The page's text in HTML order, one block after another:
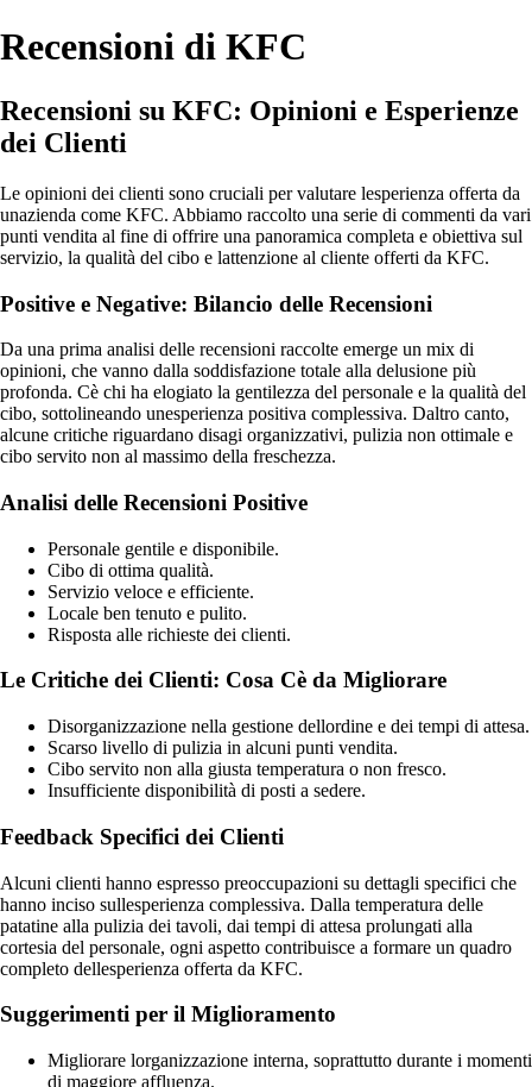
Recensioni di KFC
Recensioni su KFC: Opinioni e Esperienze
dei Clienti
Le opinioni dei clienti sono cruciali per valutare lesperienza offerta da
unazienda come KFC. Abbiamo raccolto una serie di commenti da vari
punti vendita al fine di offrire una panoramica completa e obiettiva sul
servizio, la qualità del cibo e lattenzione al cliente offerti da KFC.
Positive e Negative: Bilancio delle Recensioni
Da una prima analisi delle recensioni raccolte emerge un mix di
opinioni, che vanno dalla soddisfazione totale alla delusione più
profonda. Cè chi ha elogiato la gentilezza del personale e la qualità del
cibo, sottolineando unesperienza positiva complessiva. Daltro canto,
alcune critiche riguardano disagi organizzativi, pulizia non ottimale e
cibo servito non al massimo della freschezza.
Analisi delle Recensioni Positive
Personale gentile e disponibile.
Cibo di ottima qualità.
Servizio veloce e efficiente.
Locale ben tenuto e pulito.
Risposta alle richieste dei clienti.
Le Critiche dei Clienti: Cosa Cè da Migliorare
Disorganizzazione nella gestione dellordine e dei tempi di attesa.
Scarso livello di pulizia in alcuni punti vendita.
Cibo servito non alla giusta temperatura o non fresco.
Insufficiente disponibilità di posti a sedere.
Feedback Specifici dei Clienti
Alcuni clienti hanno espresso preoccupazioni su dettagli specifici che
hanno inciso sullesperienza complessiva. Dalla temperatura delle
patatine alla pulizia dei tavoli, dai tempi di attesa prolungati alla
cortesia del personale, ogni aspetto contribuisce a formare un quadro
completo dellesperienza offerta da KFC.
Suggerimenti per il Miglioramento
Migliorare lorganizzazione interna, soprattutto durante i momenti
di maggiore affluenza.